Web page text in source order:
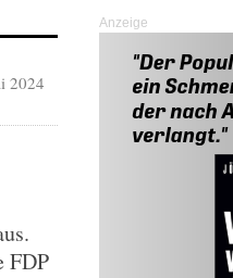
2024
FDP
Anzeige